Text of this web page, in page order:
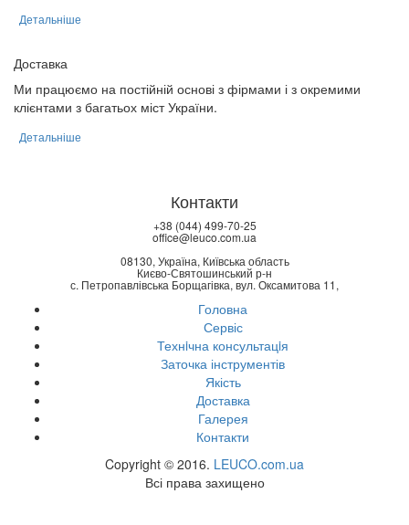
Детальніше
Доставка
Ми працюємо на постійній основі з фірмами і з окремими
клієнтами з багатьох міст України.
Детальніше
Контакти
+38 (044) 499-70-25
office@leuco.com.ua
08130, Україна, Київська область
Києво-Святошинський р-н
с. Петропавлівська Борщагівка, вул. Оксамитова 11,
Головна
Сервіс
Технiчна консультацiя
Заточка інструментів
Якість
Доставка
Галерея
Контакти
Copyright © 2016. LEUCO.com.ua
Всі права захищено